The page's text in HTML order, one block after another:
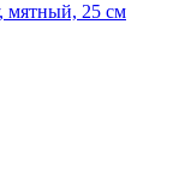
мятный, 25 см